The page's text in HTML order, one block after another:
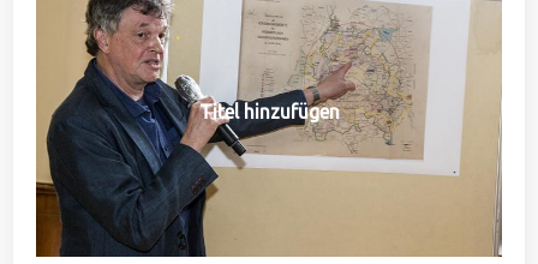
Titel hinzufügen